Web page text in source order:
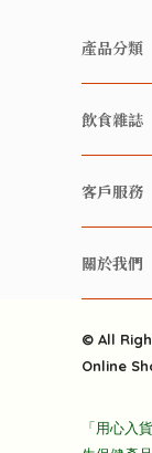
產品分類
有機/無
有機 / 無
養生保健
酒類
雜貨部
折上折
飲食雜誌
快樂家庭
雲南搜食
粒粒皆辛
快樂電視
客戶服務
常見問題
關於我們
送貨
隱私政策
© All
Online
「用心入